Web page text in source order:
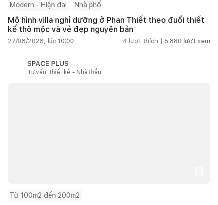
Modern - Hiện đại Nhà phố
Mô hình villa nghỉ dưỡng ở Phan Thiết theo đuổi thiết
kế thô mộc và vẻ đẹp nguyên bản
27/06/2026, lúc 10:00 4 lượt thích | 5.880 lượt xem
SPACE PLUS
Tư vấn, thiết kế - Nhà thầu
Từ 100m2 đến 200m2